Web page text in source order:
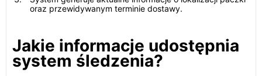
oraz przewidywanym terminie dostawy.
Jakie informacje udostępnia
system śledzenia?